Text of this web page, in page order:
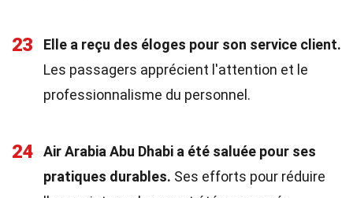
23
Elle a reçu des éloges pour son service client.
Les passagers apprécient l'attention et le
professionnalisme du personnel.
24
Air Arabia Abu Dhabi a été saluée pour ses
pratiques durables. Ses efforts pour réduire